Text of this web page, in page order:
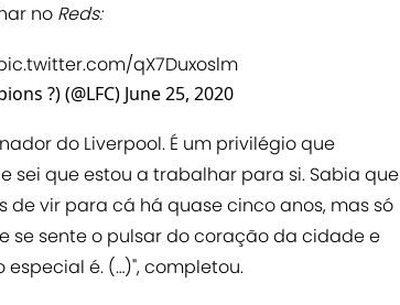
no Reds:
qX7Duxoslm
?) (@LFC) June 25, 2020
do Liverpool. É um privilégio que
sei que estou a trabalhar para si. Sabia que
de vir para cá há quase cinco anos, mas só
se sente o pulsar do coração da cidade e
é. (…)", completou.